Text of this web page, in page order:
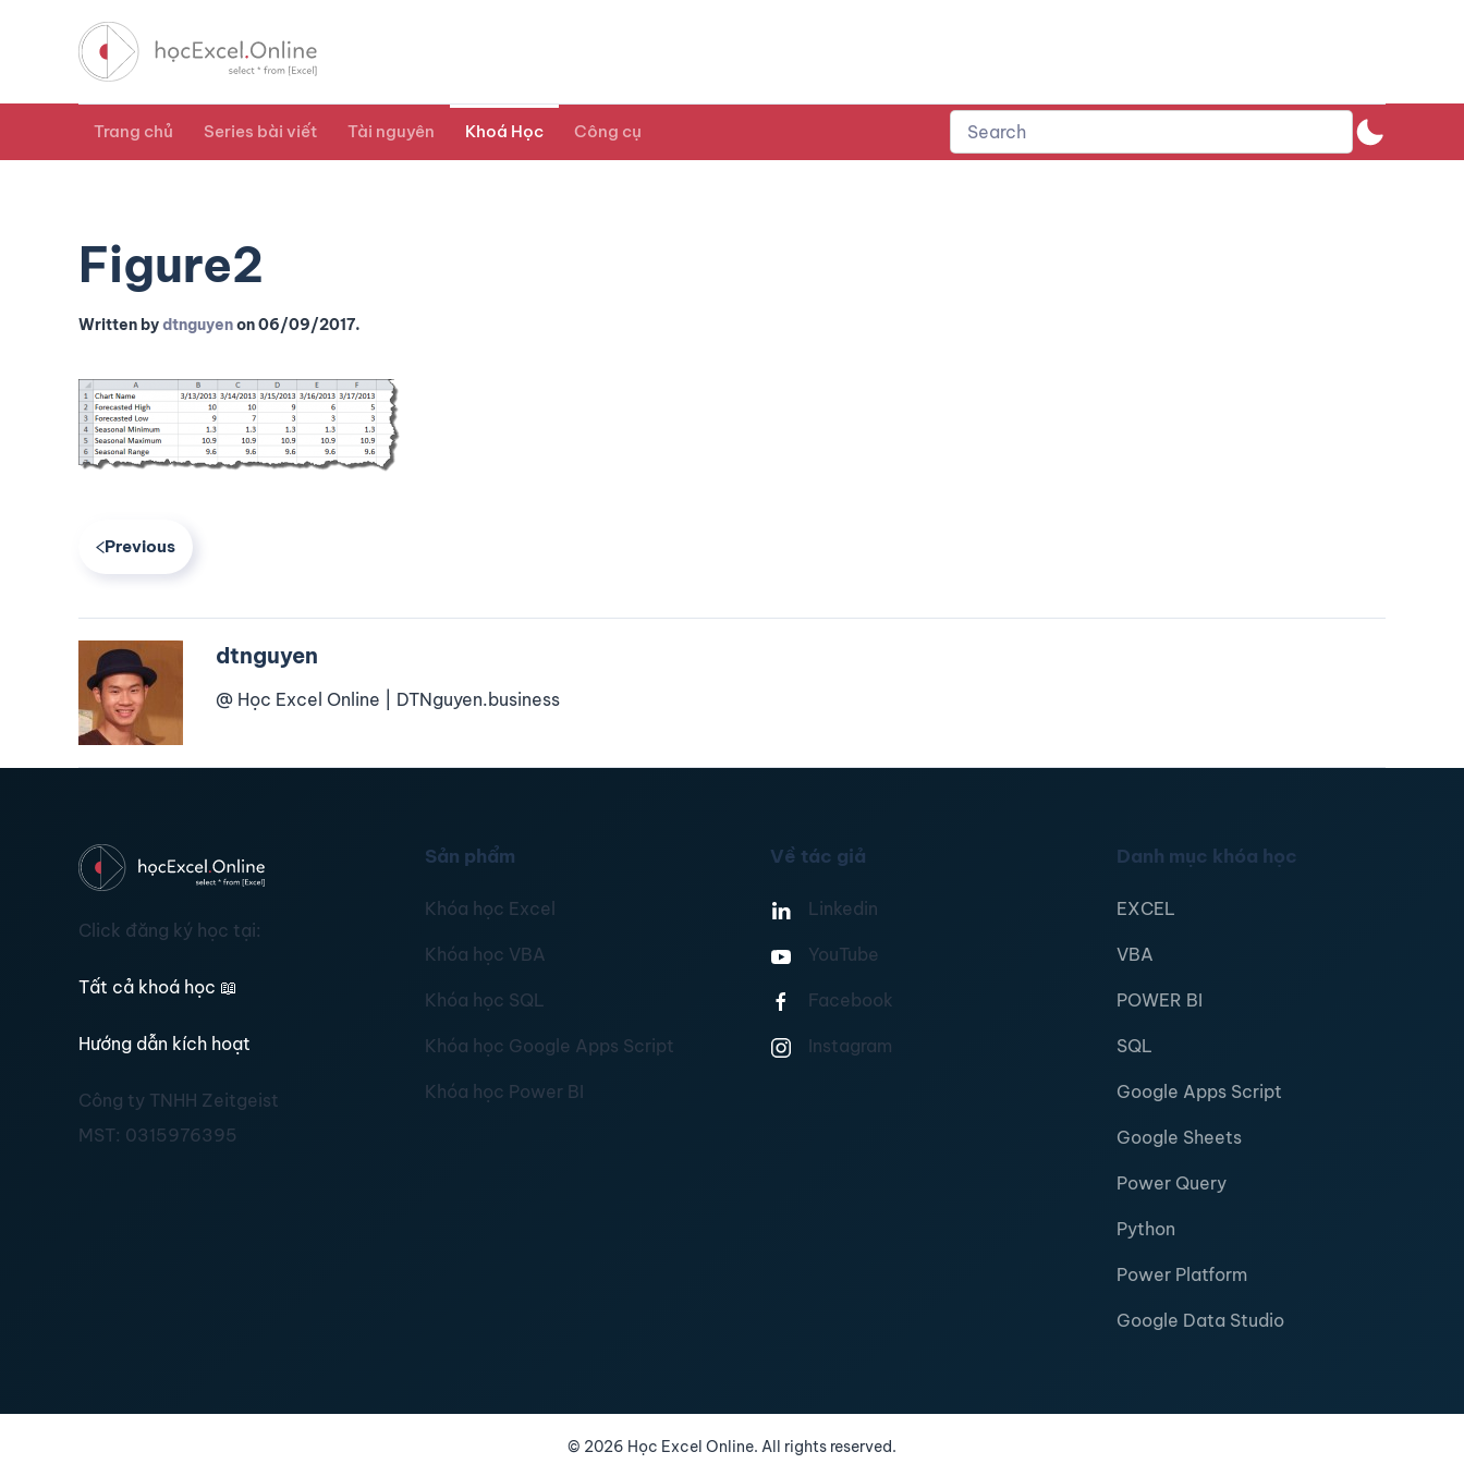
Trang chủ Series bài viết Tài nguyên Khoá Học Công cụ
Figure2
Written bydtnguyenon06/09/2017.
Previous
dtnguyen
@ Học Excel Online | DTNguyen.business
Click đăng ký học tại:
Tất cả khoá học 📖
Hướng dẫn kích hoạt
Công ty TNHH Zeitgeist
MST: 0315976395
Sản phẩm
Khóa học Excel
Khóa học VBA
Khóa học SQL
Khóa học Google Apps Script
Khóa học Power BI
Về tác giả
Linkedin
YouTube
Facebook
Instagram
Danh mục khóa học
EXCEL
VBA
POWER BI
SQL
Google Apps Script
Google Sheets
Power Query
Python
Power Platform
Google Data Studio
© 2026 Học Excel Online. All rights reserved.